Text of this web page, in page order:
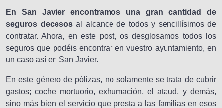
En San Javier encontramos una gran cantidad de
seguros decesosal alcance de todos y sencillísimos de
contratar. Ahora, en este post, os desglosamos todos los
seguros que podéis encontrar en vuestro ayuntamiento, en
un caso así en San Javier.
En este género de pólizas, no solamente se trata de cubrir
gastos; coche mortuorio, exhumación, el ataud, y demás,
sino más bien el servicio que presta a las familias en esos